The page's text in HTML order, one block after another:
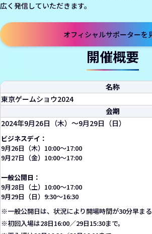
広く発信していただきます。
オフィシャルサポーターを
開催概要
名称
東京ゲームショウ2024
会期
2024年9月26日（木）～9月29日（日）
ビジネスデイ：
9月26日（木）10:00～17:00
9月27日（金）10:00～17:00
一般公開日：
9月28日（土）10:00～17:00
9月29日（日）9:30～16:30
※一般公開日は、状況により開場時間が30分早まる
※初回入場は28日16:00／29日15:30まで。